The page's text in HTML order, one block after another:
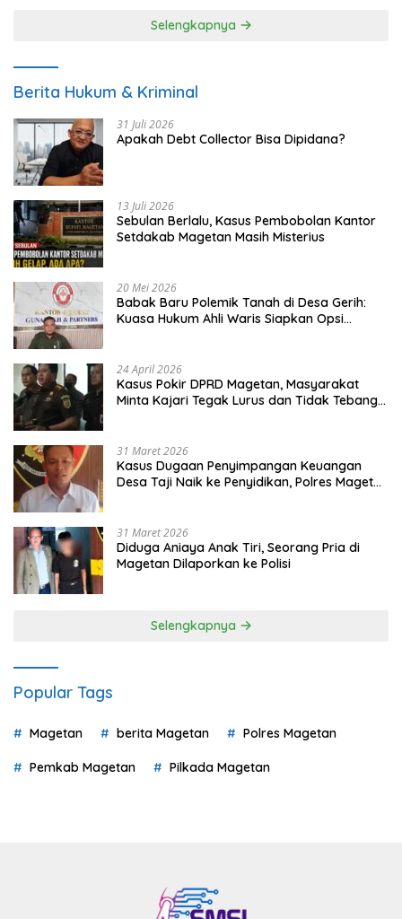
Selengkapnya
Berita Hukum & Kriminal
31 Juli 2026
Apakah Debt Collector Bisa Dipidana?
13 Juli 2026
Sebulan Berlalu, Kasus Pembobolan Kantor
Setdakab Magetan Masih Misterius
20 Mei 2026
Babak Baru Polemik Tanah di Desa Gerih:
Kuasa Hukum Ahli Waris Siapkan Opsi
24 April 2026
Kasus Pokir DPRD Magetan, Masyarakat
Minta Kajari Tegak Lurus dan Tidak Tebang
31 Maret 2026
Kasus Dugaan Penyimpangan Keuangan
Desa Taji Naik ke Penyidikan, Polres Magetan
31 Maret 2026
Diduga Aniaya Anak Tiri, Seorang Pria di
Magetan Dilaporkan ke Polisi
Selengkapnya
Popular Tags
Magetan berita Magetan Polres Magetan
Pemkab Magetan Pilkada Magetan